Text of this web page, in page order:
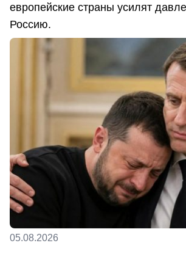
европейские страны усилят
Россию.
05.08.2026